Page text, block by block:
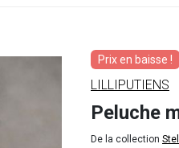
Prix en baisse !
LILLIPUTIENS
Peluche
De la collection